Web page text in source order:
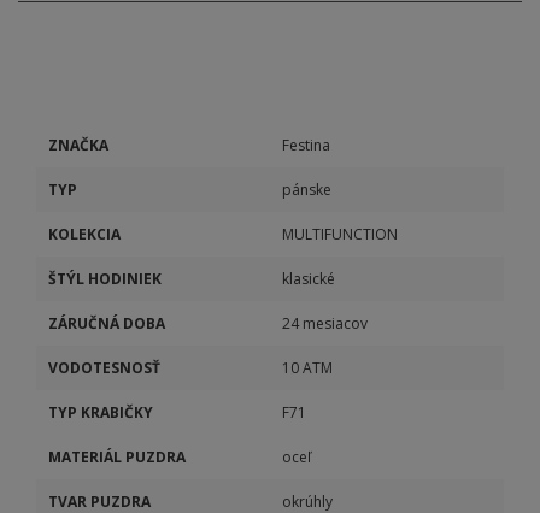
ZNAČKA Festina
TYP pánske
KOLEKCIA MULTIFUNCTION
ŠTÝL HODINIEK klasické
ZÁRUČNÁ DOBA 24 mesiacov
VODOTESNOSŤ 10 ATM
TYP KRABIČKY F71
MATERIÁL PUZDRA oceľ
TVAR PUZDRA okrúhly